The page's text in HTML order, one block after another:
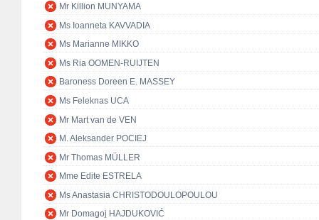
Mr Killion MUNYAMA
Ms Ioanneta KAVVADIA
Ms Marianne MIKKO
Ms Ria OOMEN-RUIJTEN
Baroness Doreen E. MASSEY
Ms Feleknas UCA
Mr Mart van de VEN
M. Aleksander POCIEJ
Mr Thomas MÜLLER
Mme Edite ESTRELA
Ms Anastasia CHRISTODOULOPOULOU
Mr Domagoj HAJDUKOVIĆ